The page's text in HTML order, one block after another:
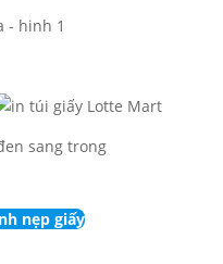
nẹp giấy